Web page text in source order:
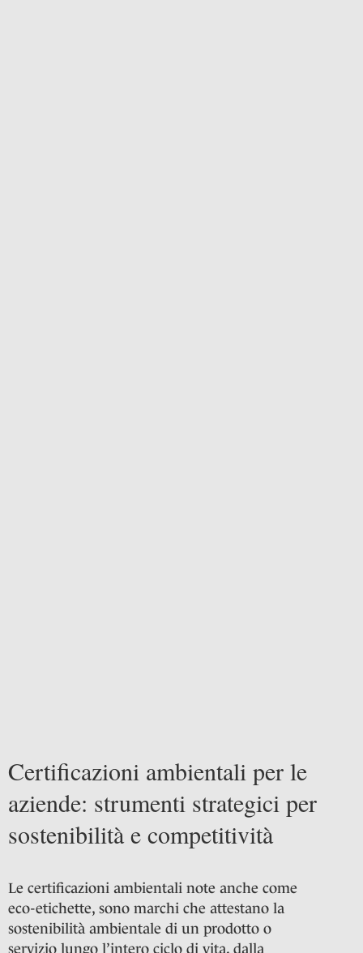
Certificazioni ambientali per le
aziende: strumenti strategici per
sostenibilità e competitività
Le certificazioni ambientali note anche come
eco-etichette, sono marchi che attestano la
sostenibilità ambientale di un prodotto o
servizio lungo l’intero ciclo di vita, dalla